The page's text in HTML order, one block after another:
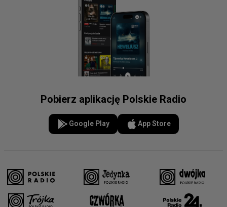
Pobierz aplikację Polskie Radio
Google Play App Store